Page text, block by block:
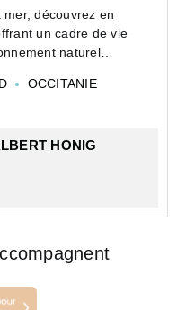
découvrez en
un cadre de vie
naturel
320m², la propriété
OCCITANIE
HONIG